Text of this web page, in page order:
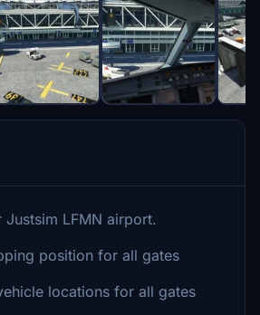
LFMN airport.
position for all gates
locations for all gates